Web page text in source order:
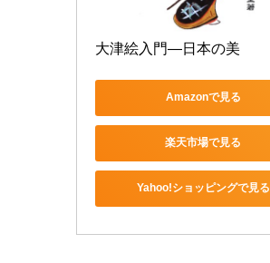
大津絵入門―日本の美
Amazonで見る
楽天市場で見る
Yahoo!ショッピングで見る